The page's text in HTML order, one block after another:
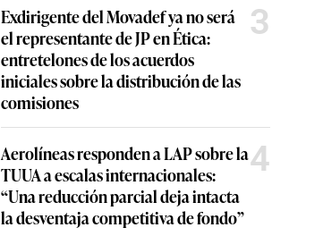
Exdirigente del Movadef ya no será
el representante de JP en Ética:
entretelones de los acuerdos
iniciales sobre la distribución de las
comisiones
3
Aerolíneas responden a LAP sobre la
TUUA a escalas internacionales:
“Una reducción parcial deja intacta
la desventaja competitiva de fondo”
4